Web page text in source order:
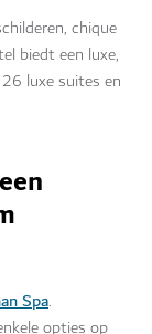
chique
biedt een luxe,
luxe suites en
Spa.
opties op